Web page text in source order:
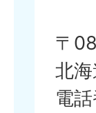
〒
北
電